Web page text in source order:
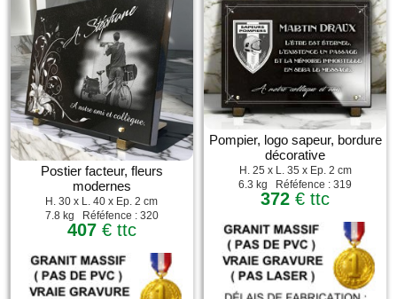
Postier facteur, fleurs
modernes
H. 30 x L. 40 x Ep. 2 cm
7.8 kg Réféfence : 320
407€ ttc
Pompier, logo sapeur, bordure
décorative
H. 25 x L. 35 x Ep. 2 cm
6.3 kg Réféfence : 319
372 € ttc